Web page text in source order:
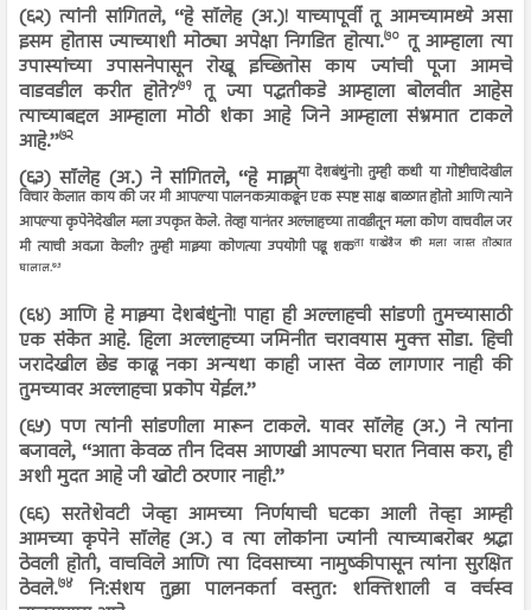
(६२) त्यांनी सांगितले, ‘‘हे सॉलेह (अ.)! याच्यापूर्वी तू आमच्यामध्ये असा
इसम होतास ज्याच्याशी मोठ्या अपेक्षा निगडित होत्या.७० तू आम्हाला त्या
उपास्यांच्या उपासनेपासून रोखू इच्छितोस काय ज्यांची पूजा आमचे
वाडवडील करीत होते?७१ तू ज्या पद्धतीकडे आम्हाला बोलवीत आहेस
त्याच्याबद्दल आम्हाला मोठी शंका आहे जिने आम्हाला संभ्रमात टाकले
आहे.’’७२
(६३) सॉलेह (अ.) ने सांगितले, ‘‘हे माझ्या देशबंधुंनो! तुम्ही कधी या गोष्टीचादेखील
विचार केलात काय की जर मी आपल्या पालनकत्र्याकडून एक स्पष्ट साक्ष बाळगत होतो आणि त्याने
आपल्या कृपेनेदेखील मला उपकृत केले. तेव्हा यानंतर अल्लाहच्या तावडीतून मला कोण वाचवील जर
मी त्याची अवज्ञा केली? तुम्ही माझ्या कोणत्या उपयोगी पडू शकता याखेरीज की मला जास्त तोट्यात
घालाल.७३
(६४) आणि हे माझ्या देशबंधुंनो! पाहा ही अल्लाहची सांडणी तुमच्यासाठी
एक संकेत आहे. हिला अल्लाहच्या जमिनीत चरावयास मुक्त सोडा. हिची
जरादेखील छेड काढू नका अन्यथा काही जास्त वेळ लागणार नाही की
तुमच्यावर अल्लाहचा प्रकोप येईल.’’
(६५) पण त्यांनी सांडणीला मारून टाकले. यावर सॉलेह (अ.) ने त्यांना
बजावले, ‘‘आता केवळ तीन दिवस आणखी आपल्या घरात निवास करा, ही
अशी मुदत आहे जी खोटी ठरणार नाही.’’
(६६) सरतेशेवटी जेव्हा आमच्या निर्णयाची घटका आली तेव्हा आम्ही
आमच्या कृपेने सॉलेह (अ.) व त्या लोकांना ज्यांनी त्याच्याबरोबर श्रद्धा
ठेवली होती, वाचविले आणि त्या दिवसाच्या नामुष्कीपासून त्यांना सुरक्षित
ठेवले.७४
नि:संशय तुझा पालनकर्ता वस्तुत: शक्तिशाली व वर्चस्व